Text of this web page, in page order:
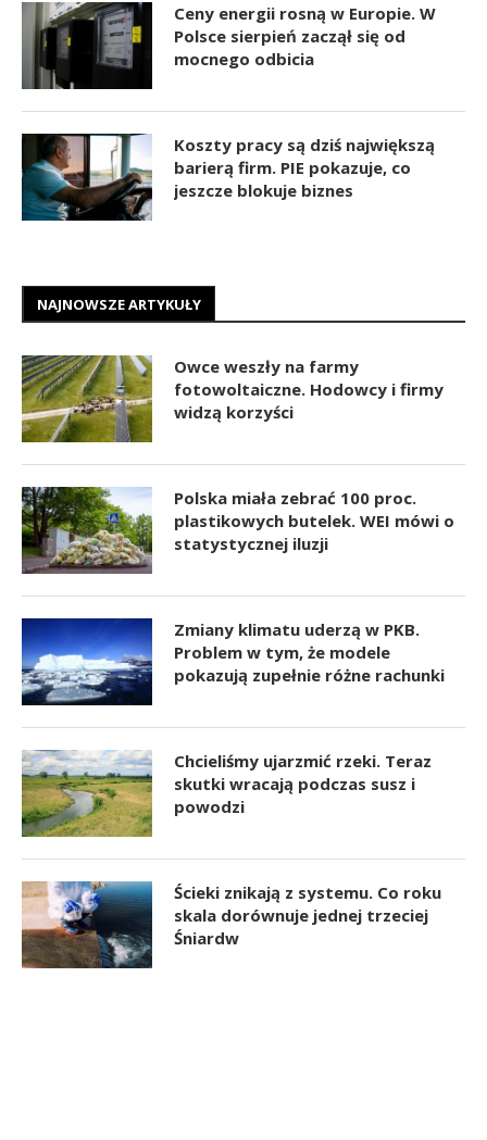
Ceny energii rosną w Europie. W
Polsce sierpień zaczął się od
mocnego odbicia
Koszty pracy są dziś największą
barierą firm. PIE pokazuje, co
jeszcze blokuje biznes
NAJNOWSZE ARTYKUŁY
Owce weszły na farmy
fotowoltaiczne. Hodowcy i firmy
widzą korzyści
Polska miała zebrać 100 proc.
plastikowych butelek. WEI mówi o
statystycznej iluzji
Zmiany klimatu uderzą w PKB.
Problem w tym, że modele
pokazują zupełnie różne rachunki
Chcieliśmy ujarzmić rzeki. Teraz
skutki wracają podczas susz i
powodzi
Ścieki znikają z systemu. Co roku
skala dorównuje jednej trzeciej
Śniardw